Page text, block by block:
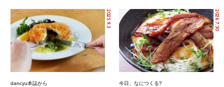
2025.9.3
dancyu本誌から
2026.7.30
今日、なにつくる?